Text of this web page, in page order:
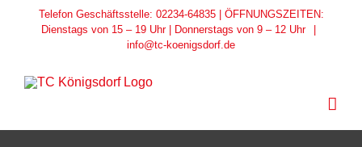
Telefon Geschäftsstelle: 02234-64835 | ÖFFNUNGSZEITEN:
Dienstags von 15 – 19 Uhr | Donnerstags von 9 – 12 Uhr
info@tc-koenigsdorf.de